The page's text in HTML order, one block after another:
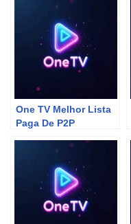
One TV Melhor Lista
Paga De P2P